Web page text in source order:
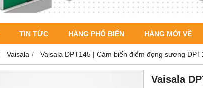
TIN TỨC HÀNG PHỔ BIẾN HÀNG MỚI VỀ
Vaisala Vaisala DPT145 | Cảm biến điểm đọng sương
Vaisala